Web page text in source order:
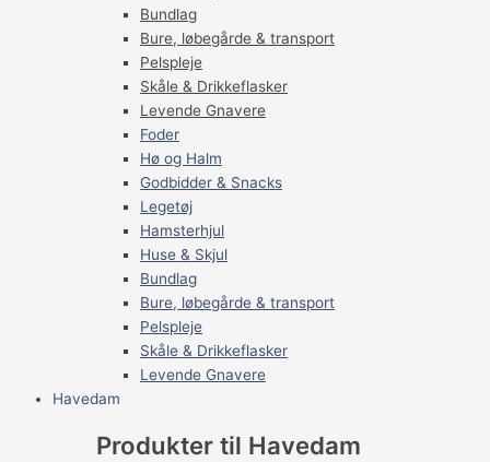
Bundlag
Bure, løbegårde & transport
Pelspleje
Skåle & Drikkeflasker
Levende Gnavere
Foder
Hø og Halm
Godbidder & Snacks
Legetøj
Hamsterhjul
Huse & Skjul
Bundlag
Bure, løbegårde & transport
Pelspleje
Skåle & Drikkeflasker
Levende Gnavere
Havedam
Produkter til Havedam